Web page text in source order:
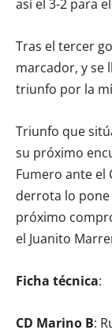
así el 3-2 para
Tras el tercer
marcador, y se
triunfo por la
Triunfo que
su próximo
Fumero ante el
derrota lo
próximo
el Juanito
Ficha técnica:
CD Marino B: